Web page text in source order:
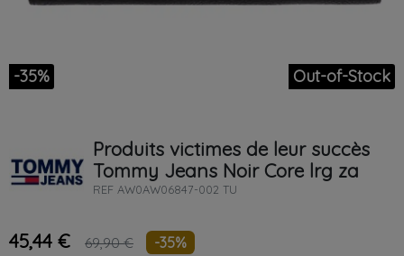
-35% Out-of-Stock
Produits victimes de leur succès
Tommy Jeans Noir Core lrg za
REF AW0AW06847-002 TU
45,44 € 69,90 € -35%